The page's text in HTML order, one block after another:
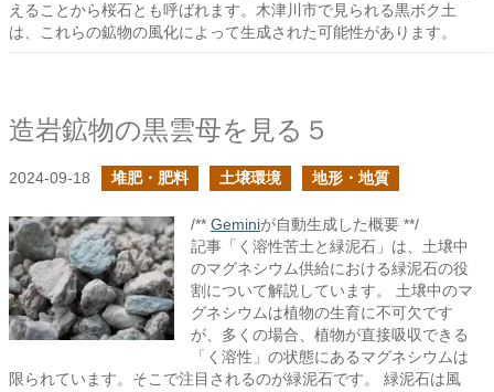
えることから桜石とも呼ばれます。木津川市で見られる黒ボク土
は、これらの鉱物の風化によって生成された可能性があります。
造岩鉱物の黒雲母を見る５
2024-09-18 堆肥・肥料 土壌環境 地形・地質
/** Geminiが自動生成した概要 **/
記事「く溶性苦土と緑泥石」は、土壌中
のマグネシウム供給における緑泥石の役
割について解説しています。 土壌中のマ
グネシウムは植物の生育に不可欠です
が、多くの場合、植物が直接吸収できる
「く溶性」の状態にあるマグネシウムは
限られています。そこで注目されるのが緑泥石です。 緑泥石は風